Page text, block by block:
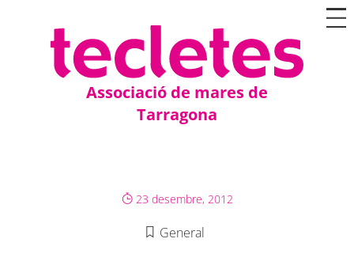
Associació de mares de
Tarragona
23 desembre, 2012
General